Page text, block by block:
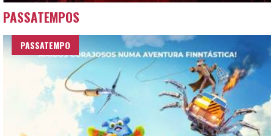
PASSATEMPOS
PASSATEMPO